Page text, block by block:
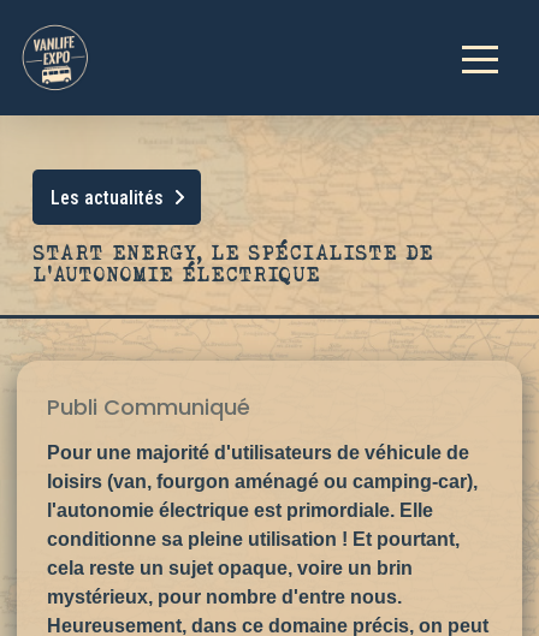
Les actualités
START ENERGY, LE SPÉCIALISTE DE
L’AUTONOMIE ÉLECTRIQUE
Publi Communiqué
Pour une majorité d'utilisateurs de véhicule de
loisirs (van, fourgon aménagé ou camping-car),
l'autonomie électrique est primordiale. Elle
conditionne sa pleine utilisation ! Et pourtant,
cela reste un sujet opaque, voire un brin
mystérieux, pour nombre d'entre nous.
Heureusement, dans ce domaine précis, on peut